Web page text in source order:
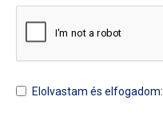
Elolvastam és elfogadom: